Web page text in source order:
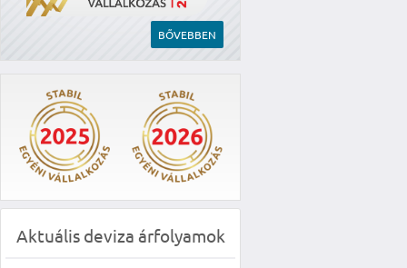
BŐVEBBEN
Aktuális deviza árfolyamok